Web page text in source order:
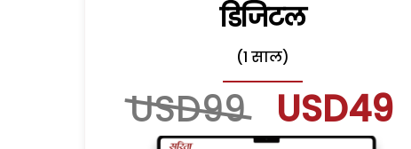
डिजिटल
(1 साल)
USD99 USD49